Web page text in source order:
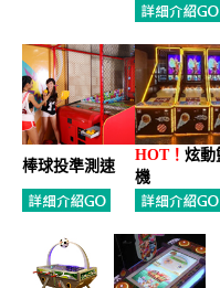
棒球投準測速
HOT！ 炫動
機